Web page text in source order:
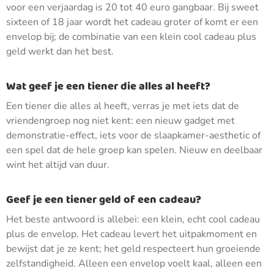
voor een verjaardag is 20 tot 40 euro gangbaar. Bij sweet
sixteen of 18 jaar wordt het cadeau groter of komt er een
envelop bij; de combinatie van een klein cool cadeau plus
geld werkt dan het best.
Wat geef je een tiener die alles al heeft?
Een tiener die alles al heeft, verras je met iets dat de
vriendengroep nog niet kent: een nieuw gadget met
demonstratie-effect, iets voor de slaapkamer-aesthetic of
een spel dat de hele groep kan spelen. Nieuw en deelbaar
wint het altijd van duur.
Geef je een tiener geld of een cadeau?
Het beste antwoord is allebei: een klein, echt cool cadeau
plus de envelop. Het cadeau levert het uitpakmoment en
bewijst dat je ze kent; het geld respecteert hun groeiende
zelfstandigheid. Alleen een envelop voelt kaal, alleen een